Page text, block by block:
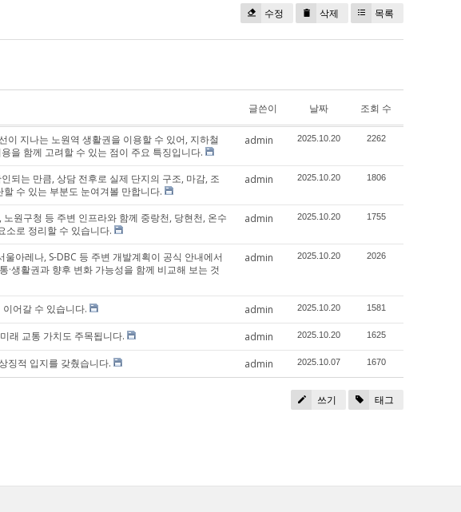
수정 삭제 목록
글쓴이 날짜 조회 수
지나는 노원역 생활권을 이용할 수 있어, 지하철
을 함께 고려할 수 있는 점이 주요 특징입니다.
admin 2025.10.20 2262
되는 만큼, 상담 전후로 실제 단지의 구조, 마감, 조
수 있는 부분도 눈여겨볼 만합니다.
admin 2025.10.20 1806
원구청 등 주변 인프라와 함께 중랑천, 당현천, 온수
소로 정리할 수 있습니다.
admin 2025.10.20 1755
아레나, S-DBC 등 주변 개발계획이 공식 안내에서
생활권과 향후 변화 가능성을 함께 비교해 보는 것
admin 2025.10.20 2026
어갈 수 있습니다. admin 2025.10.20 1581
래 교통 가치도 주목됩니다. admin 2025.10.20 1625
징적 입지를 갖췄습니다. admin 2025.10.07 1670
쓰기 태그